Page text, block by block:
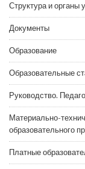
Структура и органы
Документы
Образование
Образовательные
Руководство.
Материально-
образовательного
Платные